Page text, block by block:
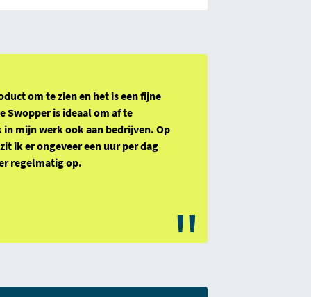
om te zien en het is een fijne
Swopper is ideaal om af te
mijn werk ook aan bedrijven. Op
ik er ongeveer een uur per dag
regelmatig op.
"